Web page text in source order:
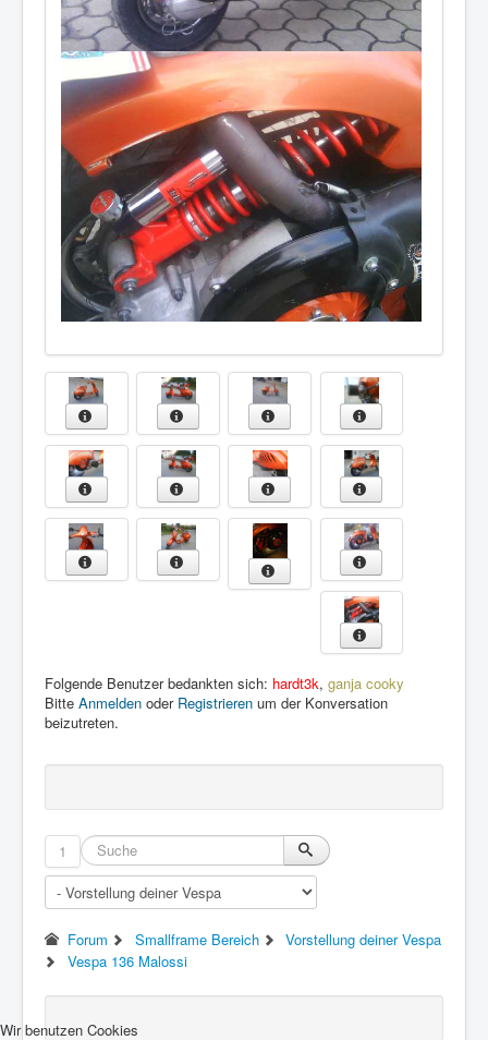
Folgende Benutzer bedankten sich: hardt3k, ganja cooky
Bitte Anmelden oder Registrieren um der Konversation
beizutreten.
1
Forum Smallframe Bereich
Vorstellung deiner Vespa
Vespa 136 Malossi
Wir benutzen Cookies